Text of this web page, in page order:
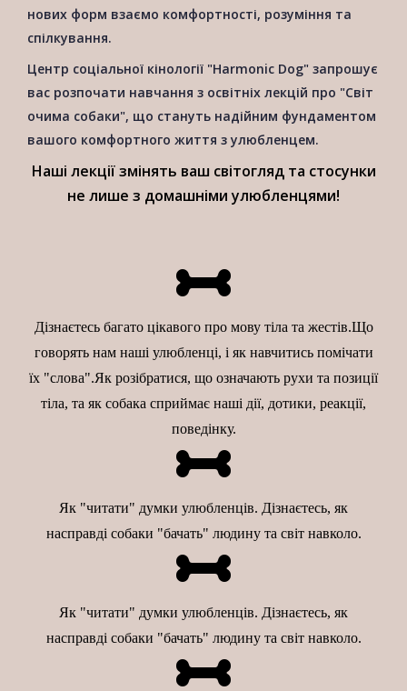
нових форм взаємо комфортності, розуміння та
спілкування.
Центр соціальної кінології "Harmonic Dog" запрошує
вас розпочати навчання з освітніх лекцій про "Світ
очима собаки", що стануть надійним фундаментом
вашого комфортного життя з улюбленцем.
Наші лекції змінять ваш світогляд та стосунки
не лише з домашніми улюбленцями!
Дізнаєтесь багато цікавого про мову тіла та жестів.Що
говорять нам наші улюбленці, і як навчитись помічати
їх "слова".Як розібратися, що означають рухи та позиції
тіла, та як собака сприймає наші дії, дотики, реакції,
поведінку.
Як "читати" думки улюбленців. Дізнаєтесь, як
насправді собаки "бачать" людину та світ навколо.
Як "читати" думки улюбленців. Дізнаєтесь, як
насправді собаки "бачать" людину та світ навколо.